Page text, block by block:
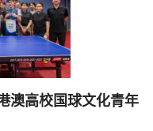
澳高校国球文化青年